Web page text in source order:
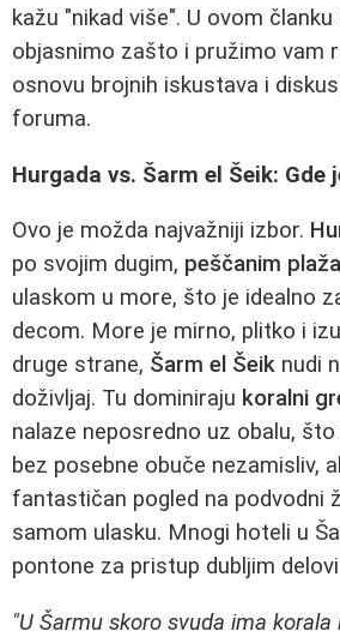
kažu "nikad više". U ovom
objasnimo zašto i pružimo vam
osnovu brojnih iskustava i
foruma.
Hurgada vs. Šarm el Šeik: Gde
Ovo je možda najvažniji izbor.
po svojim dugim, peščanim
ulaskom u more, što je idealno
decom. More je mirno, plitko i
druge strane, Šarm el Šeik nudi
doživljaj. Tu dominiraju koralni
nalaze neposredno uz obalu,
bez posebne obuče nezamisliv,
fantastičan pogled na podvodni
samom ulasku. Mnogi hoteli u
pontone za pristup dubljim
"U Šarmu skoro svuda ima korala